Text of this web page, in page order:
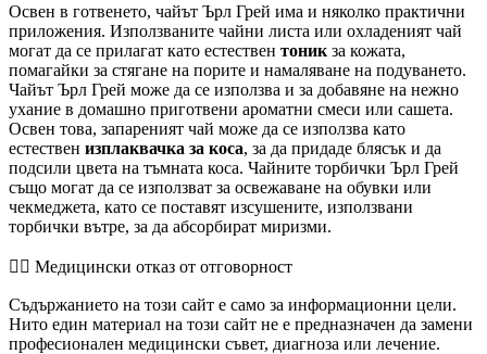
Освен в готвенето, чайът Ърл Грей има и няколко практични
приложения. Използваните чайни листа или охладеният чай
могат да се прилагат като естествен тоник за кожата,
помагайки за стягане на порите и намаляване на подуването.
Чайът Ърл Грей може да се използва и за добавяне на нежно
ухание в домашно приготвени ароматни смеси или сашета.
Освен това, запареният чай може да се използва като
естествен изплаквачка за коса, за да придаде блясък и да
подсили цвета на тъмната коса. Чайните торбички Ърл Грей
също могат да се използват за освежаване на обувки или
чекмеджета, като се поставят изсушените, използвани
торбички вътре, за да абсорбират миризми.
👨‍⚕️️ Медицински отказ от отговорност
Съдържанието на този сайт е само за информационни цели.
Нито един материал на този сайт не е предназначен да замени
професионален медицински съвет, диагноза или лечение.